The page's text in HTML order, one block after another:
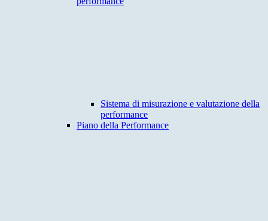
Sistema di misurazione e valutazione della
performance
Piano della Performance